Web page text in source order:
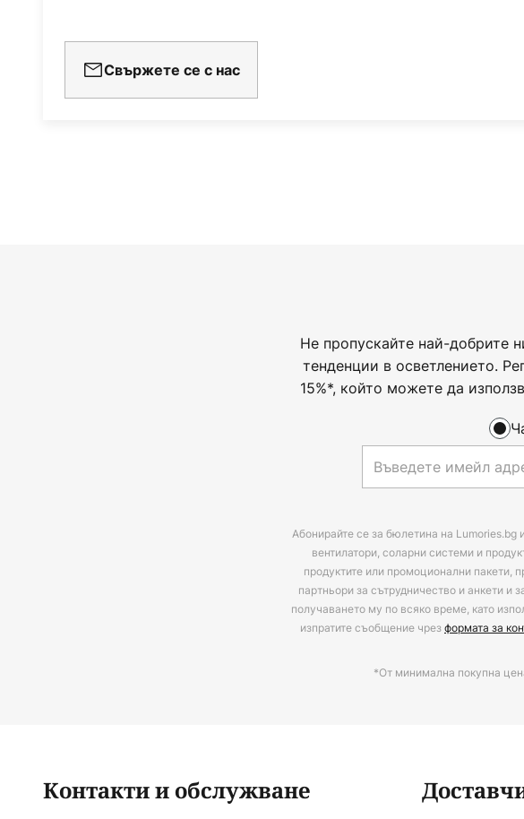
Свържете се с нас
Не пропускайте най-добрите
тенденции в осветлението.
15%*, който можете да
Абонирайте се за бюлетина на Lumories.bg
вентилатори, соларни системи и
продуктите или промоционални пакети,
партньори за сътрудничество и анкети
получаването му по всяко време, като
изпратите съобщение чрезформата за
*От минимална покупна
Контакти и обслужване